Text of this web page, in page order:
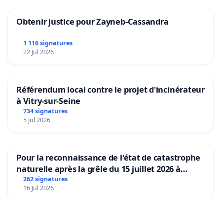
Obtenir justice pour Zayneb-Cassandra
1 116 signatures
22 Jul 2026
Référendum local contre le projet d'incinérateur
à Vitry-sur-Seine
734 signatures
5 Jul 2026
Pour la reconnaissance de l'état de catastrophe
naturelle après la grêle du 15 juillet 2026 à
Aubenas et ses alentours
262 signatures
16 Jul 2026